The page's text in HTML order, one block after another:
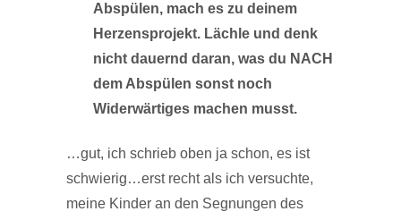
Abspülen, mach es zu deinem
Herzensprojekt. Lächle und denk
nicht dauernd daran, was du NACH
dem Abspülen sonst noch
Widerwärtiges machen musst.
…gut, ich schrieb oben ja schon, es ist
schwierig…erst recht als ich versuchte,
meine Kinder an den Segnungen des